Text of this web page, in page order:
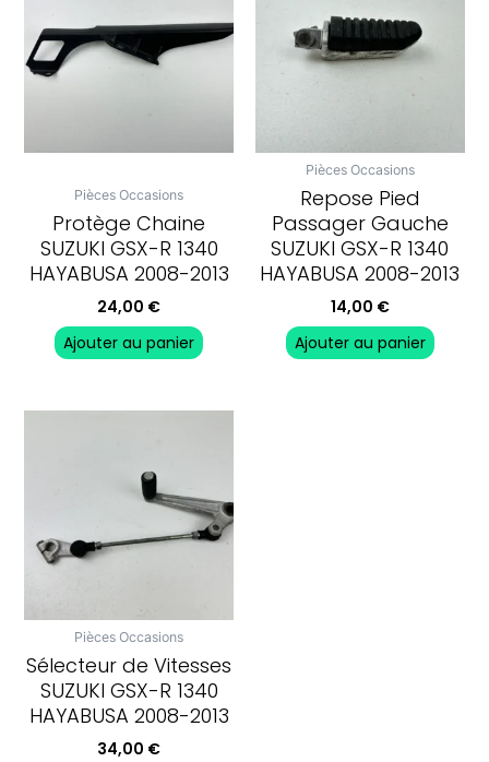
Pièces Occasions
Protège Chaine
SUZUKI GSX-R 1340
HAYABUSA 2008-2013
24,00 €
Ajouter au panier
Pièces Occasions
Repose Pied
Passager Gauche
SUZUKI GSX-R 1340
HAYABUSA 2008-2013
14,00 €
Ajouter au panier
Pièces Occasions
Sélecteur de Vitesses
SUZUKI GSX-R 1340
HAYABUSA 2008-2013
34,00 €